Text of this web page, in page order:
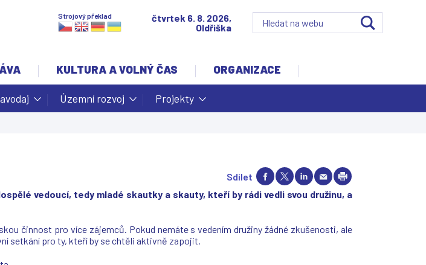
čtvrtek 6. 8. 2026,
Oldřiška
Strojový překlad
Územní rozvoj Projekty
KULTURA A VOLNÝ ČAS ORGANIZACE
Sdílet
vedoucí, tedy mladé skautky a skauty, kteří by rádi vedli svou družinu, a
činnost pro více zájemců. Pokud nemáte s vedením družiny žádné zkušenosti, ale
setkání pro ty, kteří by se chtěli aktivně zapojit.